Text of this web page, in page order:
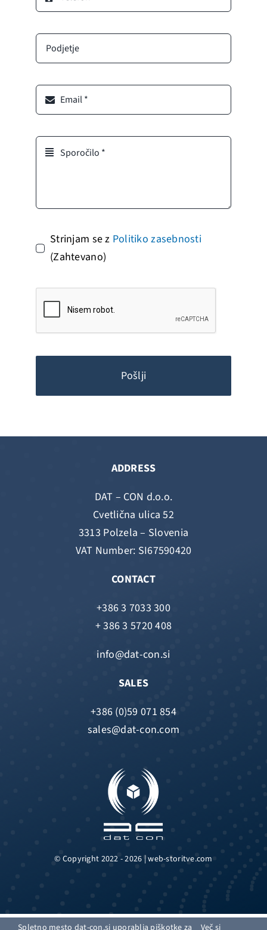
Strinjam se z Politiko zasebnosti
(Zahtevano)
Pošlji
ADDRESS
DAT – CON d.o.o.
Cvetlična ulica 52
3313 Polzela – Slovenia
VAT Number: SI67590420
CONTACT
+386 3 7033 300
+ 386 3 5720 408
info@dat-con.si
SALES
+386 (0)59 071 854
sales@dat-con.com
© Copyright 2022 - 2026 | web-storitve.com
Spletno mesto dat-con.si uporablja piškotke za Več si